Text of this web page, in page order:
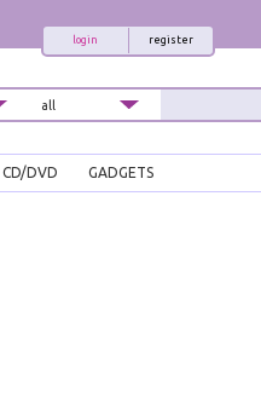
register
login
CD/DVD GADGETS